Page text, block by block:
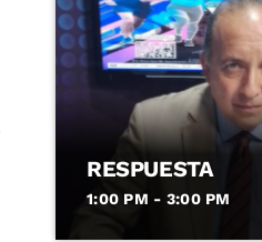
RESPUESTA
1:00 PM - 3:00 PM